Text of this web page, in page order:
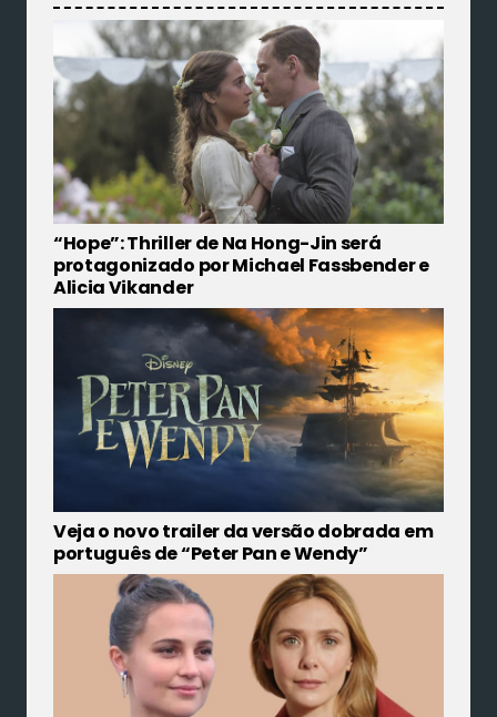
“Hope”: Thriller de Na Hong-Jin será
protagonizado por Michael Fassbender e
Alicia Vikander
Veja o novo trailer da versão dobrada em
português de “Peter Pan e Wendy”